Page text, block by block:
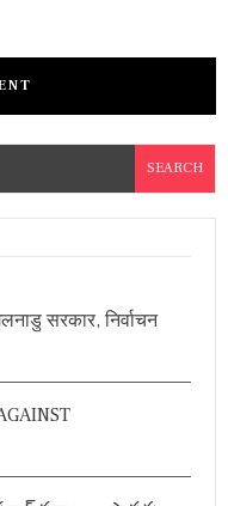
सरकार, निर्वाचन